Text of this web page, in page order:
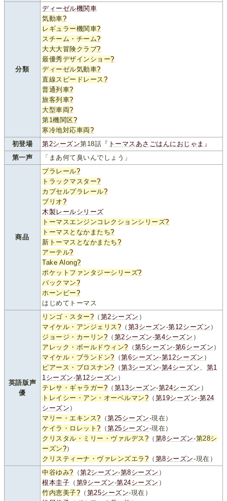
分類
ディーゼル機関車
気動車?
レギュラー機関車?
スチーム・チーム?
大大大冒険クラブ?
最優秀デザインショー?
ディーゼル気動車?
直線スピードレース ?
普通列車?
旅客列車?
大型車両?
第1機関区?
寒冷地対応車両?
初登場
第2シーズン第18話『 トーマスあさごはんにおじゃま 』
第一声
「まあ何て臭いんでしょう」
商品
プラレール?
トラックマスター?
カプセルプラレール?
ブリオ?
木製レールシリーズ
トーマスエンジンコレクションシリーズ?
トーマスとなかまたち?
新トーマスとなかまたち?
アーテル?
Take Along?
ポケットファンタジーシリーズ?
バックマン?
ホーンビー?
はじめてトーマス
英語版声
優
リンゴ・スター? （ 第2シーズン ）
マイケル・アンジェリス ? （ 第3シーズン-第12シーズン ）
ジョージ・カーリン? （ 第2シーズン-第4シーズン ）
アレック・ボールドウィン? （第5シーズン-第6シーズン ）
マイケル・ブランドン? （第6シーズン-第12シーズン ）
ピアース・ブロスナン? （第3シーズン-第4シーズン
第1
1シーズン-第12シーズン ）
テレサ・ギャラガー? （ 第13シーズン-第24シーズン ）
トレイシー・アン・オーベルマン? （ 第19シーズン-第24
シーズン ）
マリー・エキンス? （第25シーズン-現在）
ケイラ・ロレット? （第25シーズン-現在）
クリスタル・ミリー・ヴァルデス ? （ 第8シーズン-第28シ
ーズン?）
クリスティーナ・ヴァレンズエラ ? （ 第8シーズン-現在）
中谷ゆみ? （第2シーズン-第8シーズン ）
根本圭子 （ 第9シーズン-第24シーズン ）
竹内恵美子? （ 第25シーズン-現在）